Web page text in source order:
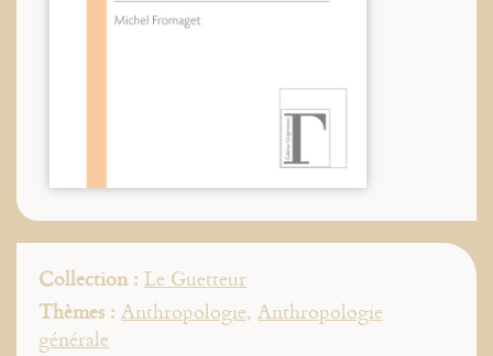
Collection : Le Guetteur
Thèmes : Anthropologie, Anthropologie
générale